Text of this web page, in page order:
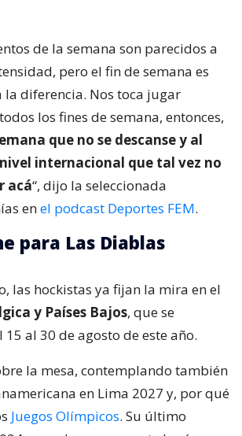
de la semana son parecidos a
pero el fin de semana es
la diferencia. Nos toca jugar
los fines de semana, entonces,
que no se descanse y al
internacional que tal vez no
acá“, dijo la seleccionada
enel podcast Deportes FEM.
para Las Diablas
las hockistas ya fijan la mira en el
y Países Bajos, que se
al 30 de agosto de este año.
la mesa, contemplando también
en Lima 2027 y, por qué
Juegos Olímpicos. Su último